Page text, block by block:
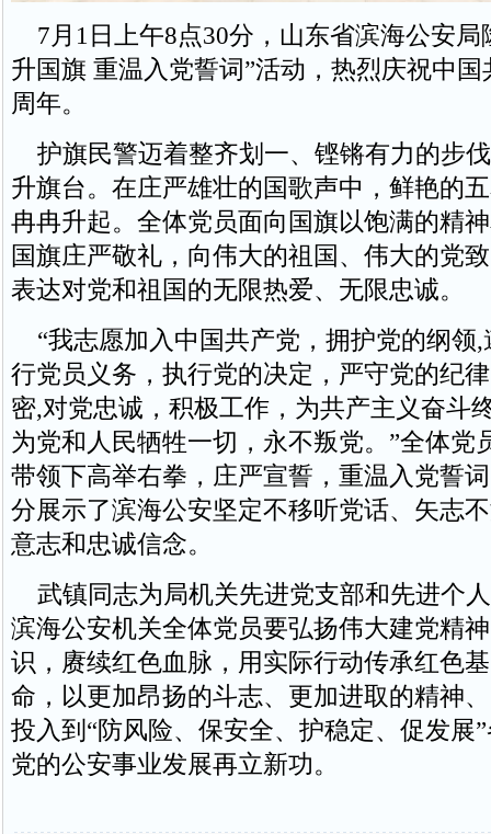
7月1日上午8点30分，山东省滨海公安局
升国旗 重温入党誓词”活动，热烈庆祝中国
周年。
护旗民警迈着整齐划一、铿锵有力的步
升旗台。在庄严雄壮的国歌声中，鲜艳的
冉冉升起。全体党员面向国旗以饱满的精
国旗庄严敬礼，向伟大的祖国、伟大的党
表达对党和祖国的无限热爱、无限忠诚。
“我志愿加入中国共产党，拥护党的纲领,
行党员义务，执行党的决定，严守党的纪
密,对党忠诚，积极工作，为共产主义奋斗
为党和人民牺牲一切，永不叛党。”全体党
带领下高举右拳，庄严宣誓，重温入党誓
分展示了滨海公安坚定不移听党话、矢志
意志和忠诚信念。
武镇同志为局机关先进党支部和先进个
滨海公安机关全体党员要弘扬伟大建党精
识，赓续红色血脉，用实际行动传承红色
命，以更加昂扬的斗志、更加进取的精神
投入到“防风险、保安全、护稳定、促发展
党的公安事业发展再立新功。